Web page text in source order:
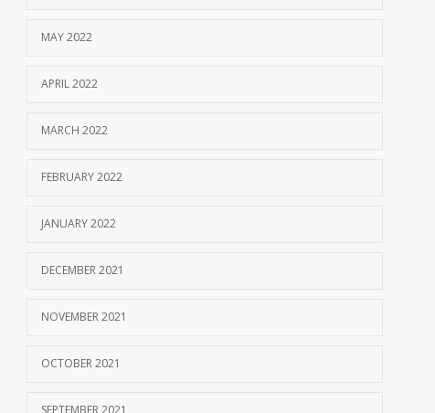
MAY 2022
APRIL 2022
MARCH 2022
FEBRUARY 2022
JANUARY 2022
DECEMBER 2021
NOVEMBER 2021
OCTOBER 2021
SEPTEMBER 2021